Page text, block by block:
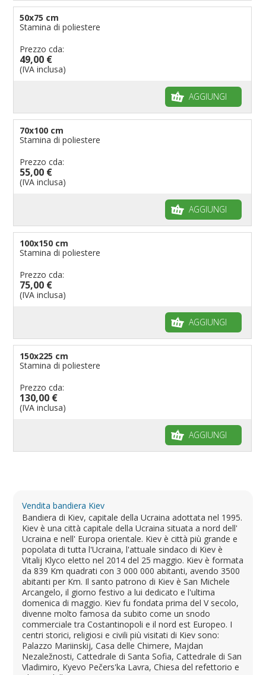
50x75 cm
Stamina di poliestere
Prezzo cda:
49,00 €
(IVA inclusa)
AGGIUNGI
70x100 cm
Stamina di poliestere
Prezzo cda:
55,00 €
(IVA inclusa)
AGGIUNGI
100x150 cm
Stamina di poliestere
Prezzo cda:
75,00 €
(IVA inclusa)
AGGIUNGI
150x225 cm
Stamina di poliestere
Prezzo cda:
130,00 €
(IVA inclusa)
AGGIUNGI
Vendita bandiera Kiev
Bandiera di Kiev, capitale della Ucraina adottata nel 1995.
Kiev è una città capitale della Ucraina situata a nord dell'
Ucraina e nell' Europa orientale. Kiev è città più grande e
popolata di tutta l'Ucraina, l'attuale sindaco di Kiev è
Vitalij Klyco eletto nel 2014 del 25 maggio. Kiev è formata
da 839 Km quadrati con 3 000 000 abitanti, avendo 3500
abitanti per Km. Il santo patrono di Kiev è San Michele
Arcangelo, il giorno festivo a lui dedicato e l'ultima
domenica di maggio. Kiev fu fondata prima del V secolo,
divenne molto famosa da subito come un snodo
commerciale tra Costantinopoli e il nord est Europeo. I
centri storici, religiosi e civili più visitati di Kiev sono:
Palazzo Mariinskij, Casa delle Chimere, Majdan
Nezaležnosti, Cattedrale di Santa Sofia, Cattedrale di San
Vladimiro, Kyevo Pečers'ka Lavra, Chiesa del refettorio e